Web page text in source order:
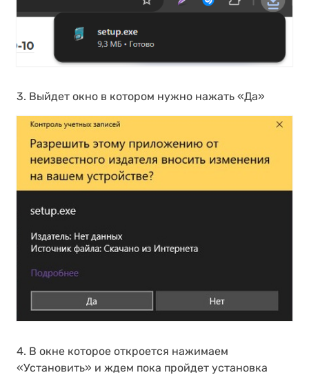
3. Выйдет окно в котором нужно нажать «Да»
4. В окне которое откроется нажимаем
«Установить» и ждем пока пройдет установка